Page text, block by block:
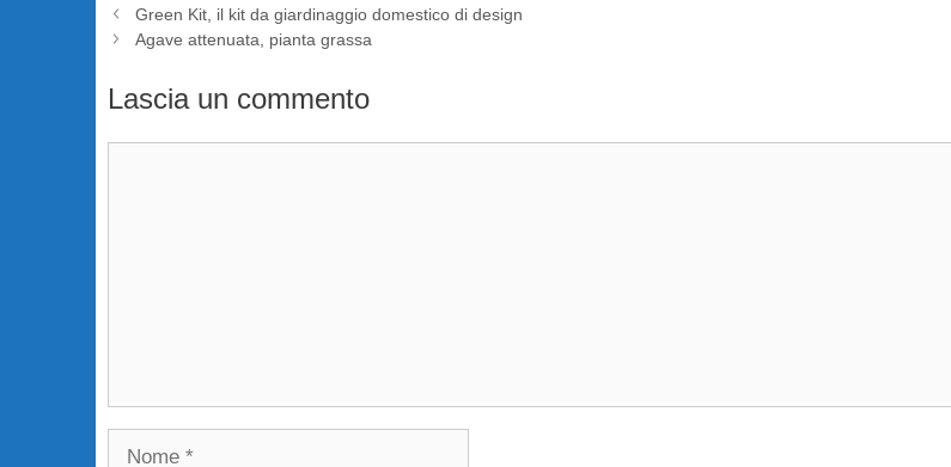
Green Kit, il kit da giardinaggio domestico di design
Agave attenuata, pianta grassa
Lascia un commento
Nome